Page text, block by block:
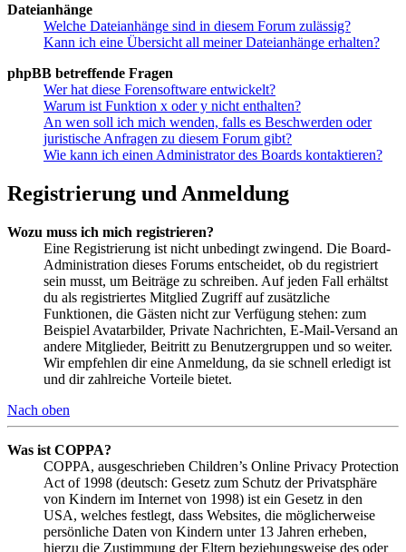
Dateianhänge
Welche Dateianhänge sind in diesem Forum zulässig?
Kann ich eine Übersicht all meiner Dateianhänge erhalten?
phpBB betreffende Fragen
Wer hat diese Forensoftware entwickelt?
Warum ist Funktion x oder y nicht enthalten?
An wen soll ich mich wenden, falls es Beschwerden oder
juristische Anfragen zu diesem Forum gibt?
Wie kann ich einen Administrator des Boards kontaktieren?
Registrierung und Anmeldung
Wozu muss ich mich registrieren?
Eine Registrierung ist nicht unbedingt zwingend. Die Board-
Administration dieses Forums entscheidet, ob du registriert
sein musst, um Beiträge zu schreiben. Auf jeden Fall erhältst
du als registriertes Mitglied Zugriff auf zusätzliche
Funktionen, die Gästen nicht zur Verfügung stehen: zum
Beispiel Avatarbilder, Private Nachrichten, E-Mail-Versand an
andere Mitglieder, Beitritt zu Benutzergruppen und so weiter.
Wir empfehlen dir eine Anmeldung, da sie schnell erledigt ist
und dir zahlreiche Vorteile bietet.
Nach oben
Was ist COPPA?
COPPA, ausgeschrieben Children’s Online Privacy Protection
Act of 1998 (deutsch: Gesetz zum Schutz der Privatsphäre
von Kindern im Internet von 1998) ist ein Gesetz in den
USA, welches festlegt, dass Websites, die möglicherweise
persönliche Daten von Kindern unter 13 Jahren erheben,
hierzu die Zustimmung der Eltern beziehungsweise des oder